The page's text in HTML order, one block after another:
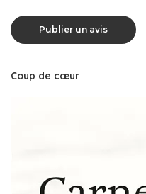
Coup de cœur